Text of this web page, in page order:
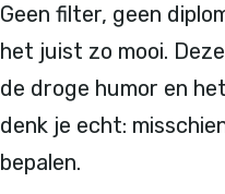
Geen filter, geen
het juist zo mooi.
de droge humor en
denk je echt:
bepalen.